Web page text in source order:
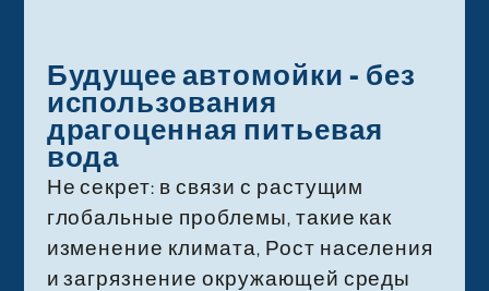
Будущее автомойки - без
использования
драгоценная питьевая
вода
Не секрет: в связи с растущим
глобальные проблемы, такие как
изменение климата, Рост населения
и загрязнение окружающей среды